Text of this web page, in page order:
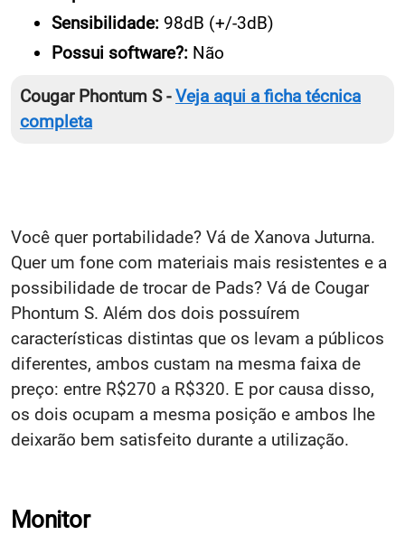
Sensibilidade: 98dB (+/-3dB)
Possui software?: Não
Cougar Phontum S -Veja aqui a ficha técnica
completa
Você quer portabilidade? Vá de Xanova Juturna.
Quer um fone com materiais mais resistentes e a
possibilidade de trocar de Pads? Vá de Cougar
Phontum S. Além dos dois possuírem
características distintas que os levam a públicos
diferentes, ambos custam na mesma faixa de
preço: entre R$270 a R$320. E por causa disso,
os dois ocupam a mesma posição e ambos lhe
deixarão bem satisfeito durante a utilização.
Monitor